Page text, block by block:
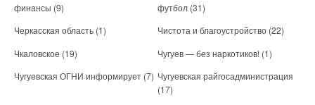
финансы (9) футбол (31)
Черкасская область (1) Чистота и благоустройство (22)
Чкаловское (19) Чугуев — без наркотиков! (1)
Чугуевская ОГНИ информирует (7) Чугуевская райгосадминистрация
(17)